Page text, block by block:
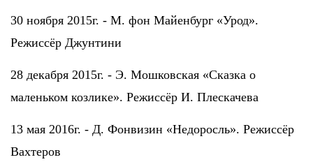
30 ноября 2015г. - М. фон Майенбург «Урод».
Режиссёр Джунтини
28 декабря 2015г. - Э. Мошковская «Сказка о
маленьком козлике». Режиссёр И. Плескачева
13 мая 2016г. - Д. Фонвизин «Недоросль». Режиссёр
Вахтеров